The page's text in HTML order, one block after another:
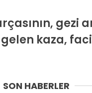
gezi
kaza,
SON HABERLER